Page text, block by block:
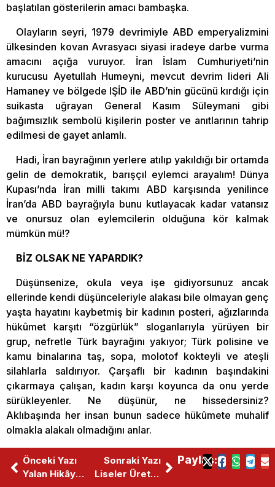
başlatılan gösterilerin amacı bambaşka.
Olayların seyri, 1979 devrimiyle ABD emperyalizmini
ülkesinden kovan Avrasyacı siyasi iradeye darbe vurma
amacını açığa vuruyor. İran İslam Cumhuriyeti’nin
kurucusu Ayetullah Humeyni, mevcut devrim lideri Ali
Hamaney ve bölgede IŞİD ile ABD’nin gücünü kırdığı için
suikasta uğrayan General Kasım Süleymani gibi
bağımsızlık sembolü kişilerin poster ve anıtlarının tahrip
edilmesi de gayet anlamlı.
Hadi, İran bayrağının yerlere atılıp yakıldığı bir ortamda
gelin de demokratik, barışçıl eylemci arayalım! Dünya
Kupası’nda İran milli takımı ABD karşısında yenilince
İran’da ABD bayrağıyla bunu kutlayacak kadar vatansız
ve onursuz olan eylemcilerin olduğuna kör kalmak
mümkün mü!?
BİZ OLSAK NE YAPARDIK?
Düşünsenize, okula veya işe gidiyorsunuz ancak
ellerinde kendi düşünceleriyle alakası bile olmayan genç
yaşta hayatını kaybetmiş bir kadının posteri, ağızlarında
hükûmet karşıtı “özgürlük” sloganlarıyla yürüyen bir
grup, nefretle Türk bayrağını yakıyor; Türk polisine ve
kamu binalarına taş, sopa, molotof kokteyli ve ateşli
silahlarla saldırıyor. Çarşaflı bir kadının başındakini
çıkarmaya çalışan, kadın karşı koyunca da onu yerde
sürükleyenler. Ne düşünür, ne hissedersiniz?
Aklıbaşında her insan bunun sadece hükûmete muhalif
olmakla alakalı olmadığını anlar.
Hatta ortalama bir Türk genci bu manzara karşısında
Türk polisine yardımcı olmaya çalışır veya en azından
Önceki Yazı
Yalan Hikâyelere Karşı Kendi Tarihimize Sarılmak
Sonraki Yazı
Liseler Üretim Devrimi’nin Neresinde
Paylaş: